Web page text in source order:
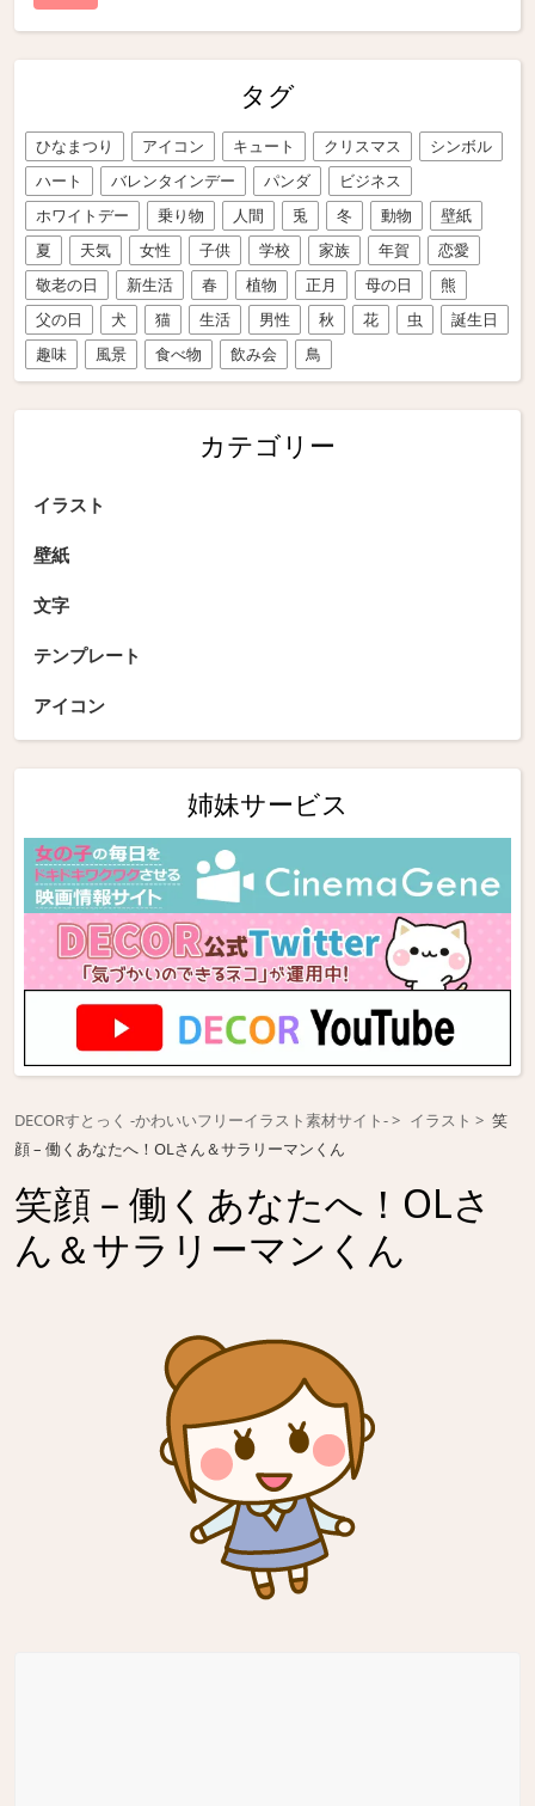
タグ
ひなまつり アイコン キュート クリスマス
シンボル
ハート
バレンタインデー パンダ
ビジネス
ホワイトデー
乗り物 人間 兎 冬 動物
壁紙
夏
天気 女性 子供 学校 家族 年賀
恋愛
敬老の日
新生活 春 植物 正月 母の日
熊
父の日
犬 猫 生活 男性 秋 花 虫
誕生日
趣味
風景 食べ物 飲み会 鳥
カテゴリー
イラスト
壁紙
文字
テンプレート
アイコン
姉妹サービス
DECORすとっく -かわいいフリーイラスト素材サイト- イラスト
笑
顔 – 働くあなたへ！OLさん＆サラリーマンくん
笑顔 – 働くあなたへ！OLさ
ん＆サラリーマンくん